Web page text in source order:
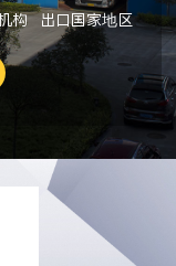
构 出口国家地区